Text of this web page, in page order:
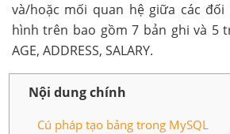
và/hoặc mối quan hệ giữa các
hình trên bao gồm 7 bản ghi và 5
AGE, ADDRESS, SALARY.
Nội dung chính
Cú pháp tạo bảng trong MySQL